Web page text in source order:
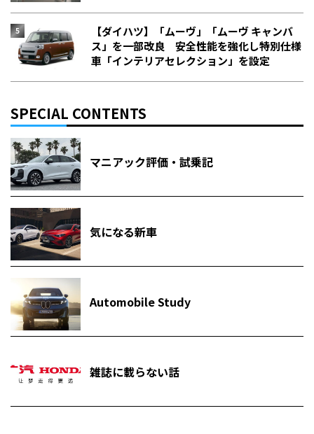
【ダイハツ】「ムーヴ」「ムーヴ キャンバ
ス」を一部改良 安全性能を強化し特別仕様
車「インテリアセレクション」を設定
SPECIAL CONTENTS
マニアック評価・試乗記
気になる新車
Automobile Study
雑誌に載らない話